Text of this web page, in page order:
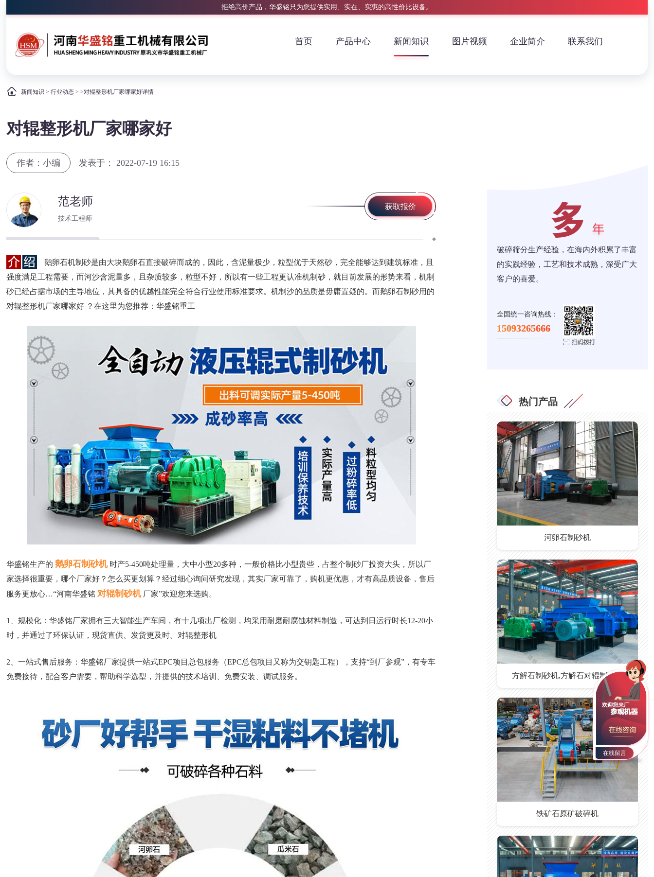
拒绝高价产品，华盛铭只为您提供实用、实在、实惠的高性价比设备。
首页 产品中心 新闻知识 图片视频 企业简介 联系我们
新闻知识 >行业动态 > >对辊整形机厂家哪家好详情
对辊整形机厂家哪家好
作者：小编 发表于： 2022-07-19 16:15
范老师
技术工程师
获取报价
鹅卵石机制砂是由大块鹅卵石直接破碎而成的，因此，含泥量极少，粒型优于天然砂，完全能够达到建筑标准，且
强度满足工程需要，而河沙含泥量多，且杂质较多，粒型不好，所以有一些工程更认准机制砂，就目前发展的形势来看，机制
砂已经占据市场的主导地位，其具备的优越性能完全符合行业使用标准要求。机制沙的品质是毋庸置疑的。而鹅卵石制砂用的
对辊整形机厂家哪家好 ？在这里为您推荐：华盛铭重工
华盛铭生产的 鹅卵石制砂机 时产5-450吨处理量，大中小型20多种，一般价格比小型贵些，占整个制砂厂投资大头，所以厂
家选择很重要，哪个厂家好？怎么买更划算？经过细心询问研究发现，其实厂家可靠了，购机更优惠，才有高品质设备，售后
服务更放心…“河南华盛铭 对辊制砂机 厂家”欢迎您来选购。
1、规模化：华盛铭厂家拥有三大智能生产车间，有十几项出厂检测，均采用耐磨耐腐蚀材料制造，可达到日运行时长12-20小
时，并通过了环保认证，现货直供、发货更及时。对辊整形机
2、一站式售后服务：华盛铭厂家提供一站式EPC项目总包服务（EPC总包项目又称为交钥匙工程），支持“到厂参观”，有专车
免费接待，配合客户需要，帮助科学选型，并提供的技术培训、免费安装、调试服务。
破碎筛分生产经验，在海内外积累了丰富
的实践经验，工艺和技术成熟，深受广大
客户的喜爱。
全国统一咨询热线：
15093265666
热门产品
河卵石制砂机
方解石制砂机,方解石对辊制砂机
铁矿石原矿破碎机
在线留言